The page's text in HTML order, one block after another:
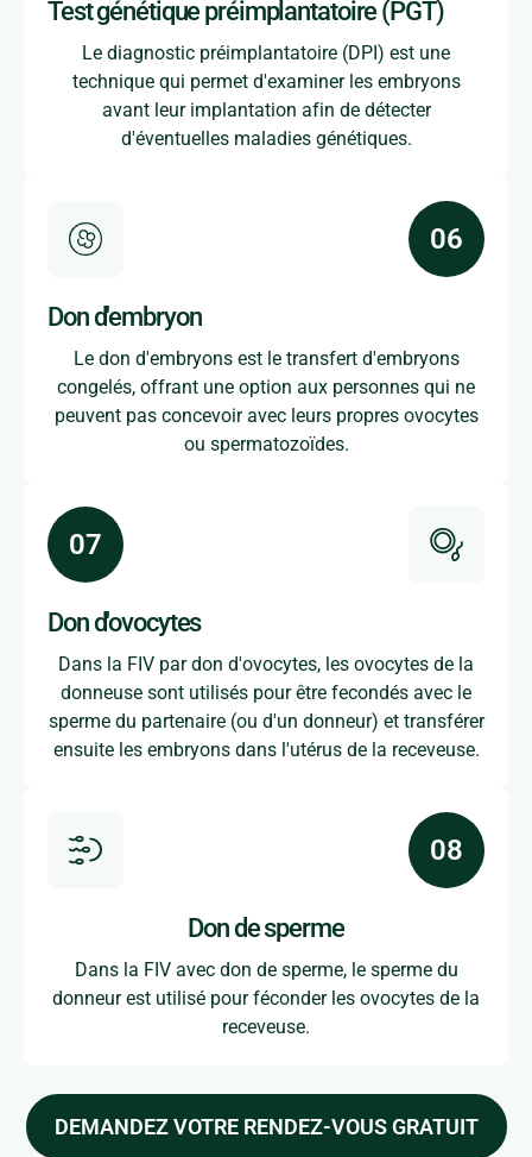
Test génétique préimplantatoire (PGT)
Le diagnostic préimplantatoire (DPI) est une
technique qui permet d'examiner les embryons
avant leur implantation afin de détecter
d'éventuelles maladies génétiques.
Don d'embryon
Le don d'embryons est le transfert d'embryons
congelés, offrant une option aux personnes qui ne
peuvent pas concevoir avec leurs propres ovocytes
ou spermatozoïdes.
Don d'ovocytes
Dans la FIV par don d'ovocytes, les ovocytes de la
donneuse sont utilisés pour être fecondés avec le
sperme du partenaire (ou d'un donneur) et transférer
ensuite les embryons dans l'utérus de la receveuse.
Don de sperme
Dans la FIV avec don de sperme, le sperme du
donneur est utilisé pour féconder les ovocytes de la
receveuse.
DEMANDEZ VOTRE RENDEZ-VOUS GRATUIT